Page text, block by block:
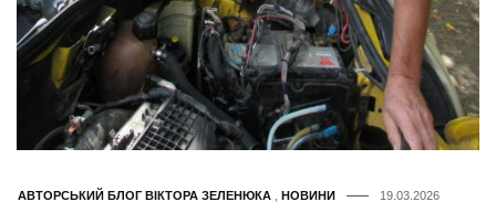
АВТОРСЬКИЙ БЛОГ ВІКТОРА ЗЕЛЕНЮКА НОВИНИ 19.03.2026